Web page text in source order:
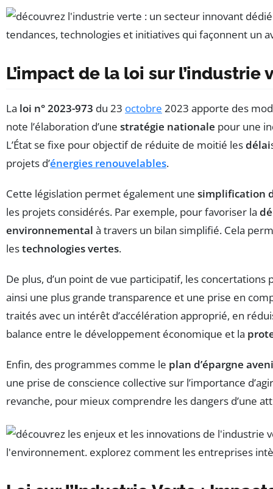
L’impact de la loi sur l’industrie
La loi n° 2023-973 du 23 octobre 2023 apporte des
note l’élaboration d’une stratégie nationale pour une
L’État se fixe pour objectif de réduite de moitié lesdélai
projets d’énergies renouvelables.
Cette législation permet également une simplification
les projets considérés. Par exemple, pour favoriser la
environnemental à travers un bilan simplifié. Cela
lestechnologies vertes.
De plus, d’un point de vue participatif, les
ainsi une plus grande transparence et une prise en
traités avec un intérêt d’accélération approprié, en
balance entre le développement économique et la
Enfin, des programmes comme le plan d’épargne
une prise de conscience collective sur l’importance
revanche, pour mieux comprendre les dangers d’une